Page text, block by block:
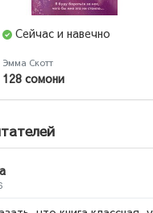
Сейчас и навечно
Эмма Скотт
128 сомони